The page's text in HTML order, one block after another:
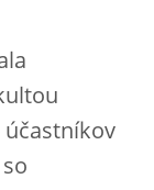
účastníkov